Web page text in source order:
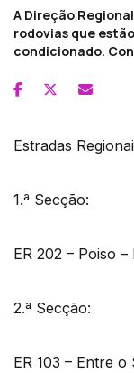
A Direção
rodovias que
condicionado.
Estradas
1.ª Secção:
ER 202 – Poiso
2.ª Secção:
ER 103 – Entre